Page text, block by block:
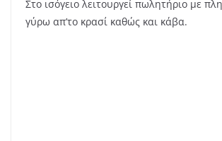
Η ιστορία ενώνει με μοναδικό τρόπο το
παρελθόν με το παρόν και το μέλλον. Το